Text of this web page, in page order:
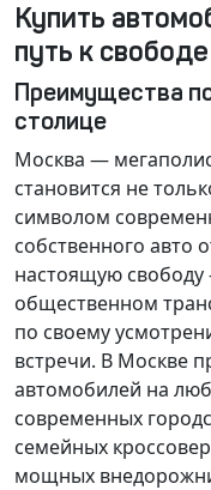
Купить
путь к
Преимущества
столице
Москва —
становится не
символом
собственного авто
настоящую
общественном
по своему
встречи. В Москве
автомобилей на
современных
семейных
мощных